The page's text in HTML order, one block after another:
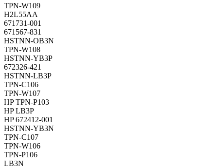
TPN-W109
H2L55AA
671731-001
671567-831
HSTNN-OB3N
TPN-W108
HSTNN-YB3P
672326-421
HSTNN-LB3P
TPN-C106
TPN-W107
HP TPN-P103
HP LB3P
HP 672412-001
HSTNN-YB3N
TPN-C107
TPN-W106
TPN-P106
LB3N